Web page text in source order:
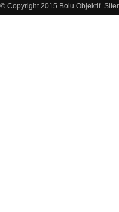
© Copyright 2015 Bolu Objektif.